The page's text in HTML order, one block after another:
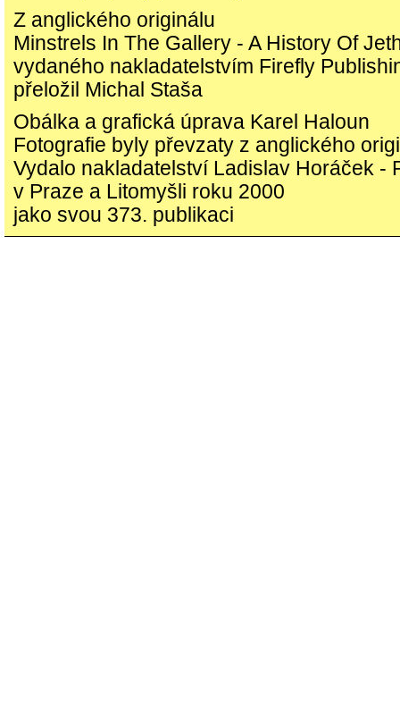
Z anglického originálu
Minstrels In The Gallery - A History Of
vydaného nakladatelstvím Firefly
přeložil Michal Staša
Obálka a grafická úprava Karel Haloun
Fotografie byly převzaty z anglického
Vydalo nakladatelství Ladislav Horáček -
v Praze a Litomyšli roku 2000
jako svou 373. publikaci